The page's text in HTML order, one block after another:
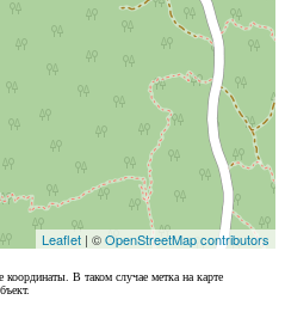
Leaflet | ©OpenStreetMap contributors
координаты. В таком случае метка на карте